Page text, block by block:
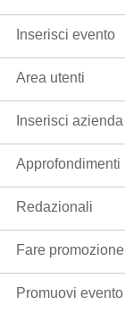
Inserisci evento
Area utenti
Inserisci azienda
Approfondimenti
Redazionali
Fare promozione
Promuovi evento